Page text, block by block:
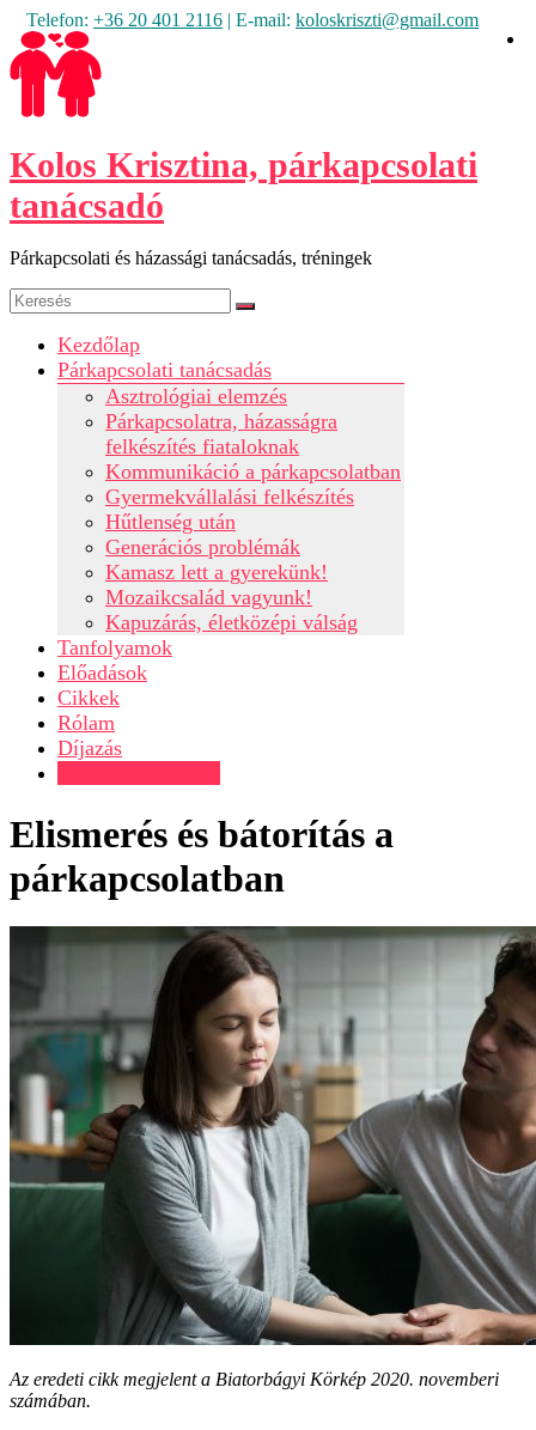
Skip
to
content
Telefon: +36 20 401 2116 | E-mail: koloskriszti@gmail.com
Kolos Krisztina, párkapcsolati
tanácsadó
Párkapcsolati és házassági tanácsadás, tréningek
Menu
Kezdőlap
Párkapcsolati tanácsadás
Asztrológiai elemzés
Párkapcsolatra, házasságra
felkészítés fiataloknak
Kommunikáció a párkapcsolatban
Gyermekvállalási felkészítés
Hűtlenség után
Generációs problémák
Kamasz lett a gyerekünk!
Mozaikcsalád vagyunk!
Kapuzárás, életközépi válság
Tanfolyamok
Előadások
Cikkek
Rólam
Díjazás
Elismerés és bátorítás a
párkapcsolatban
Az eredeti cikk megjelent a Biatorbágyi Körkép 2020. novemberi
számában.